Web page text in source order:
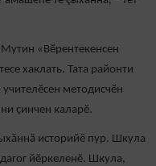
«Вӗрентекенсен
хаклать. Тата районти
методисчӗн
çинчен каларӗ.
историйӗ пур. Шкула
йӗркеленӗ. Шкула,